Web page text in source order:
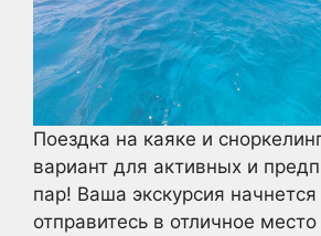
Поездка на каяке и
вариант для активных и
пар! Ваша экскурсия
отправитесь в отличное